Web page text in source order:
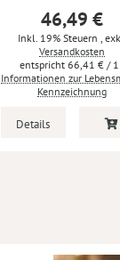
46,49 €
Inkl. 19% Steuern ,
Versandkosten
66,41 €/
Informationen zur
Kennzeichnung
Details